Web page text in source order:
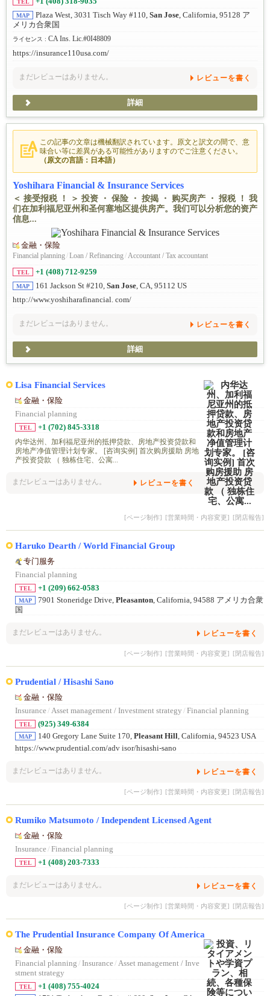
TEL
MAP Plaza West, 3031 Tisch Way #110, San Jose, California, 95128 ア
メリカ合衆国
ライセンス : CA Ins. Lic.#0I48809
https://insurance110usa.com/
まだレビューはありません。 レビューを書く
詳細
この記事の文章は機械翻訳されています。原文と訳文の間で、意
味合い等に差異がある可能性がありますのでご注意ください。
（原文の言語：日本語）
Yoshihara Financial & Insurance Services
＜ 接受报税 ！ ＞ 投资 ・ 保险 ・ 按揭 ・ 购买房产 ・ 报税 ！ 我
们在加利福尼亚州和圣何塞地区提供房产。我们可以分析您的资产
信息...
金融・保险
Financial planning/Loan / Refinancing/Accountant / Tax accountant
TEL +1 (408) 712-9259
MAP 161 Jackson St #210, San Jose, CA, 95112 US
http://www.yoshiharafinancial. com/
まだレビューはありません。 レビューを書く
詳細
Lisa Financial Services
金融・保险
Financial planning
TEL
+1 (702) 845-3318
内华达州、加利福尼亚州的抵押贷款、房地产投资贷款和
房地产净值管理计划专家。 [咨询实例] 首次购房援助 房地
产投资贷款 （ 独栋住宅、公寓...
まだレビューはありません。 レビューを書く
[ページ制作] [営業時間・内容変更] [閉店報告]
Haruko Dearth / World Financial Group
专门服务
Financial planning
TEL +1 (209) 662-0583
MAP 7901 Stoneridge Drive, Pleasanton , California, 94588 アメリカ合衆
国
まだレビューはありません。 レビューを書く
[ページ制作] [営業時間・内容変更] [閉店報告]
Prudential / Hisashi Sano
金融・保险
Insurance/ Asset management / Investment strategy / Financial planning
TEL (925) 349-6384
MAP 140 Gregory Lane Suite 170, Pleasant Hill , California, 94523 USA
https://www.prudential.com/adv isor/hisashi-sano
まだレビューはありません。 レビューを書く
[ページ制作] [営業時間・内容変更] [閉店報告]
Rumiko Matsumoto / Independent Licensed Agent
金融・保险
Insurance/ Financial planning
TEL +1 (408) 203-7333
まだレビューはありません。 レビューを書く
[ページ制作] [営業時間・内容変更] [閉店報告]
The Prudential Insurance Company Of America
金融・保险
Financial planning / Insurance/ Asset management / Inve
stment strategy
TEL +1 (408) 755-4024